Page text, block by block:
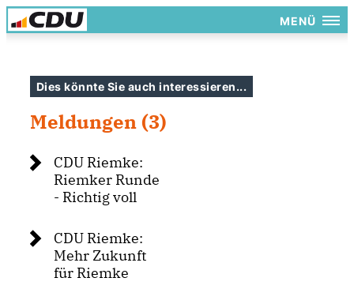
MENÜ
Dies könnte Sie auch interessieren...
Meldungen (3)
CDU Riemke:
Riemker Runde
- Richtig voll
CDU Riemke:
Mehr Zukunft
für Riemke